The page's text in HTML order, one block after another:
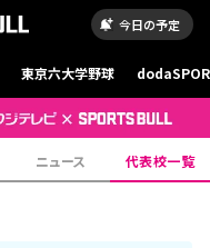
今日の予定
東京六大学野球
ニュース 代表校一覧